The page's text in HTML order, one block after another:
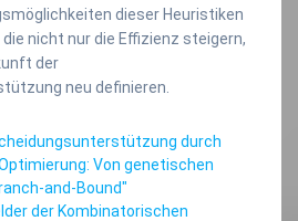
dieser Heuristiken
nicht nur die Effizienz steigern,
der
neu definieren.
durch
Von genetischen
and-Bound"
der Kombinatorischen